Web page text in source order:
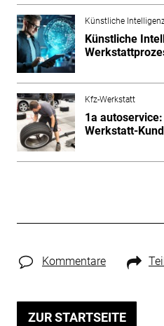
Künstliche
Künstliche
Kfz-Werkstatt
1a
Werkstatt-
Kommentare
ZUR STARTSEITE